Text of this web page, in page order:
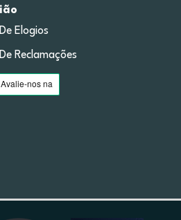
Elogios
Reclamações